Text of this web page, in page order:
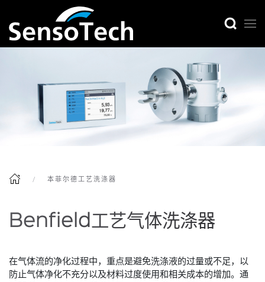
本菲尔德工艺洗涤器
Benfield工艺气体洗涤器
在气体流的净化过程中，重点是避免洗涤液的过量或不足，以
防止气体净化不充分以及材料过度使用和相关成本的增加。通